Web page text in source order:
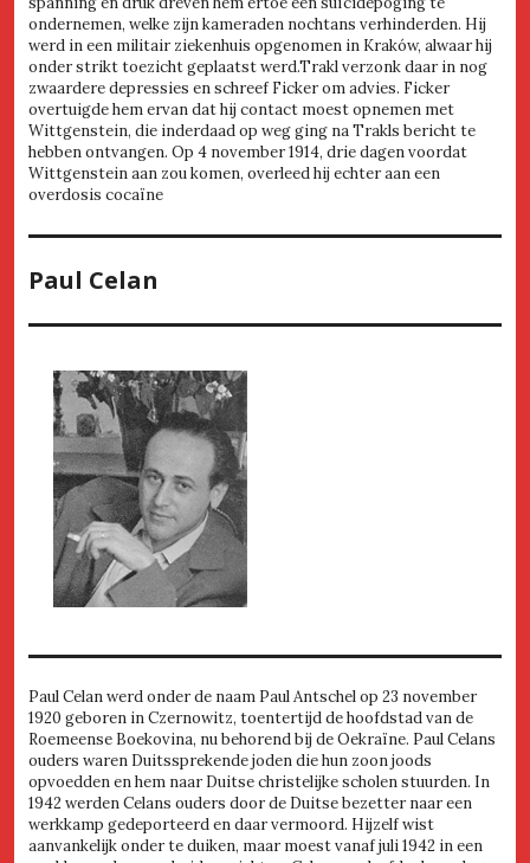
ondernemen, welke zijn kameraden nochtans verhinderden. Hij
werd in een militair ziekenhuis opgenomen in Kraków, alwaar hij
onder strikt toezicht geplaatst werd.Trakl verzonk daar in nog
zwaardere depressies en schreef Ficker om advies. Ficker
overtuigde hem ervan dat hij contact moest opnemen met
Wittgenstein, die inderdaad op weg ging na Trakls bericht te
hebben ontvangen. Op 4 november 1914, drie dagen voordat
Wittgenstein aan zou komen, overleed hij echter aan een
overdosis cocaïne
Paul Celan
Paul Celan werd onder de naam Paul Antschel op 23 november
1920 geboren in Czernowitz, toentertijd de hoofdstad van de
Roemeense Boekovina, nu behorend bij de Oekraïne. Paul Celans
ouders waren Duitssprekende joden die hun zoon joods
opvoedden en hem naar Duitse christelijke scholen stuurden. In
1942 werden Celans ouders door de Duitse bezetter naar een
werkkamp gedeporteerd en daar vermoord. Hijzelf wist
aanvankelijk onder te duiken, maar moest vanaf juli 1942 in een